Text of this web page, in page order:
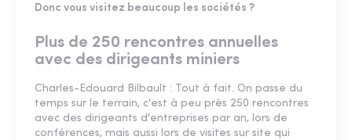
Donc vous visitez beaucoup les sociétés ?
Plus de 250 rencontres annuelles
avec des dirigeants miniers
Charles-Edouard Bilbault : Tout à fait. On passe du
temps sur le terrain, c'est à peu près 250 rencontres
avec des dirigeants d'entreprises par an, lors de
conférences, mais aussi lors de visites sur site qui